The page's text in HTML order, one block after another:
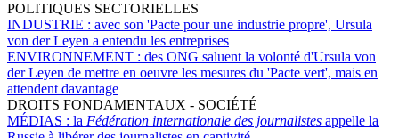
POLITIQUES SECTORIELLES
INDUSTRIE : avec son 'Pacte pour une industrie propre', Ursula
von der Leyen a entendu les entreprises
ENVIRONNEMENT : des ONG saluent la volonté d'Ursula von
der Leyen de mettre en oeuvre les mesures du 'Pacte vert', mais en
attendent davantage
DROITS FONDAMENTAUX - SOCIÉTÉ
MÉDIAS : la Fédération internationale des journalistes appelle la